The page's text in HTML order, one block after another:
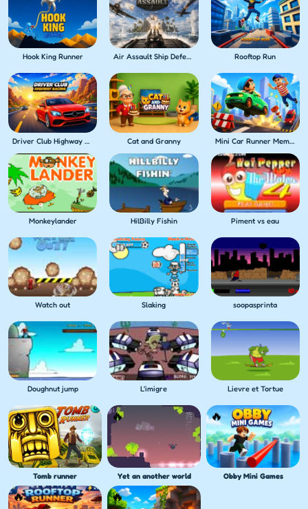
Hook King Runner Air Assault Ship Defense Rooftop Run
Driver Club Highway Racing Cat and Granny Mini Car Runner Meme Games
Monkeylander HilBilly Fishin Piment vs eau
Watch out Slaking soopasprinta
Doughnut jump L'imigre Lievre et Tortue
Tomb runner Yet an another world Obby Mini Games